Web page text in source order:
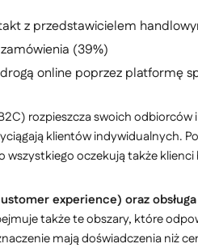
z przedstawicielem
(39%)
online poprzez platformę
rozpieszcza swoich odbiorców
klientów indywidualnych.
wszystkiego oczekują także
experience) oraz
także te obszary, które
mają doświadczenia niż